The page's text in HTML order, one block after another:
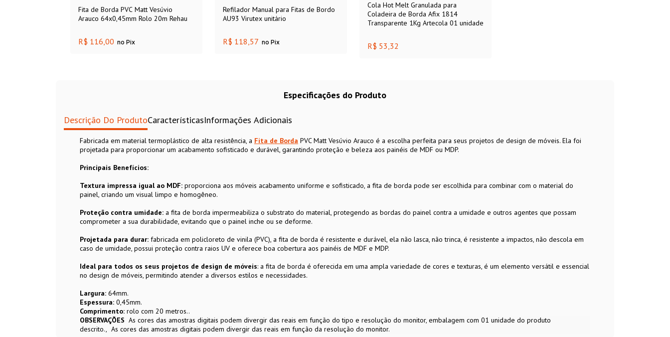
Fita de Borda PVC Matt Vesúvio
Arauco 64x0,45mm Rolo 20m Rehau
R$ 116,00 no Pix
Refilador Manual para Fitas de Bordo
AU93 Virutex unitário
R$ 118,57 no Pix
Cola Hot Melt Granulada para
Coladeira de Borda Afix 1814
Transparente 1Kg Artecola 01 unidade
R$ 53,32
Especificações do Produto
Descrição Do ProdutoCaracterísticasInformações Adicionais
Fabricada em material termoplástico de alta resistência, a Fita de Borda PVC Matt Vesúvio Arauco é a escolha perfeita para seus projetos de design de móveis. Ela foi
projetada para proporcionar um acabamento sofisticado e durável, garantindo proteção e beleza aos painéis de MDF ou MDP.
Principais Benefícios:
Textura impressa igual ao MDF: proporciona aos móveis acabamento uniforme e sofisticado, a fita de borda pode ser escolhida para combinar com o material do
painel, criando um visual limpo e homogêneo.
Proteção contra umidade: a fita de borda impermeabiliza o substrato do material, protegendo as bordas do painel contra a umidade e outros agentes que possam
comprometer a sua durabilidade, evitando que o painel inche ou se deforme.
Projetada para durar: fabricada em policloreto de vinila (PVC), a fita de borda é resistente e durável, ela não lasca, não trinca, é resistente a impactos, não descola em
caso de umidade, possui proteção contra raios UV e oferece boa cobertura aos painéis de MDF e MDP.
Ideal para todos os seus projetos de design de móveis: a fita de borda é oferecida em uma ampla variedade de cores e texturas, é um elemento versátil e essencial
no design de móveis, permitindo atender a diversos estilos e necessidades.
Largura: 64mm.
Espessura: 0,45mm.
Comprimento: rolo com 20 metros..
OBSERVAÇÕES As cores das amostras digitais podem divergir das reais em função do tipo e resolução do monitor, embalagem com 01 unidade do produto
descrito.
As cores das amostras digitais podem divergir das reais em função da resolução do monitor.